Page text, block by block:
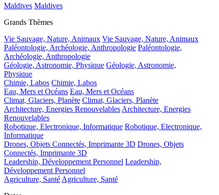
Maldives Maldives
Grands Thèmes
Vie Sauvage, Nature, Animaux Vie Sauvage, Nature, Animaux
Paléontologie, Archéologie, Anthropologie Paléontologie,
Archéologie, Anthropologie
Géologie, Astronomie, Physique Géologie, Astronomie,
Physique
Chimie, Labos Chimie, Labos
Eau, Mers et Océans Eau, Mers et Océans
Climat, Glaciers, Planète Climat, Glaciers, Planète
Architecture, Energies Renouvelables Architecture, Energies
Renouvelables
Robotique, Electronique, Informatique Robotique, Electronique,
Informatique
Drones, Objets Connectés, Imprimante 3D Drones, Objets
Connectés, Imprimante 3D
Leadership, Développement Personnel Leadership,
Développement Personnel
Agriculture, Santé Agriculture, Santé